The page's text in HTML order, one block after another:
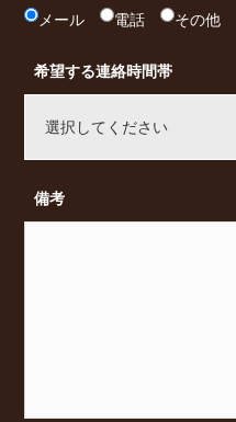
メール 電話 その他
希望する連絡時間帯
備考